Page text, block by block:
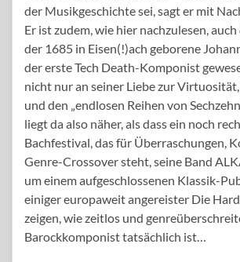
der Musikgeschichte sei, sagt er mit
Er ist zudem, wie hier nachzulesen,
der 1685 in Eisen(!)ach geborene
der erste Tech Death-Komponist
nicht nur an seiner Liebe zur
und den „endlosen Reihen von
liegt da also näher, als dass ein noch
Bachfestival, das für Überraschungen,
Genre-Crossover steht, seine Band
um einem aufgeschlossenen Klassik-
einiger europaweit angereister Die
zeigen, wie zeitlos und
Barockkomponist tatsächlich ist…